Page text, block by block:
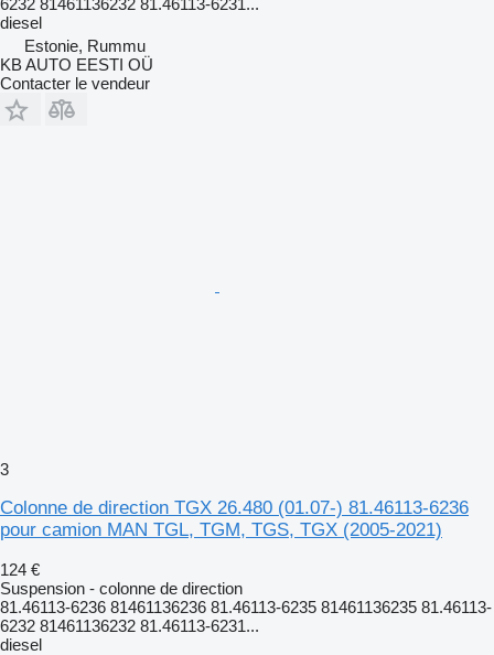
diesel
Estonie, Rummu
KB AUTO EESTI OÜ
Contacter le vendeur
3
Colonne de direction TGX 26.480 (01.07-) 81.46113-6236
pour camion MAN TGL, TGM, TGS, TGX (2005-2021)
124 €
Suspension - colonne de direction
81.46113-6236 81461136236 81.46113-6235 81461136235 81.46113-
6232 81461136232 81.46113-6231...
diesel